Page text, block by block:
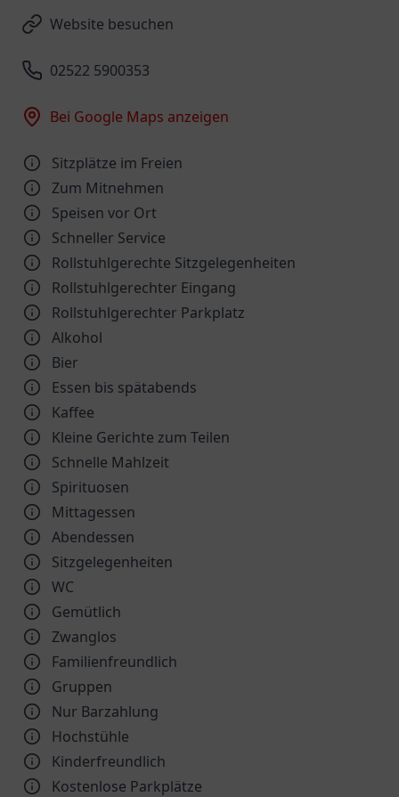
Website besuchen
02522 5900353
Bei Google Maps anzeigen
Sitzplätze im Freien
Zum Mitnehmen
Speisen vor Ort
Schneller Service
Rollstuhlgerechte Sitzgelegenheiten
Rollstuhlgerechter Eingang
Rollstuhlgerechter Parkplatz
Alkohol
Bier
Essen bis spätabends
Kaffee
Kleine Gerichte zum Teilen
Schnelle Mahlzeit
Spirituosen
Mittagessen
Abendessen
Sitzgelegenheiten
WC
Gemütlich
Zwanglos
Familienfreundlich
Gruppen
Nur Barzahlung
Hochstühle
Kinder­freundlich
Kostenlose Parkplätze